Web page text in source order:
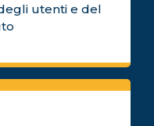
utenti e del